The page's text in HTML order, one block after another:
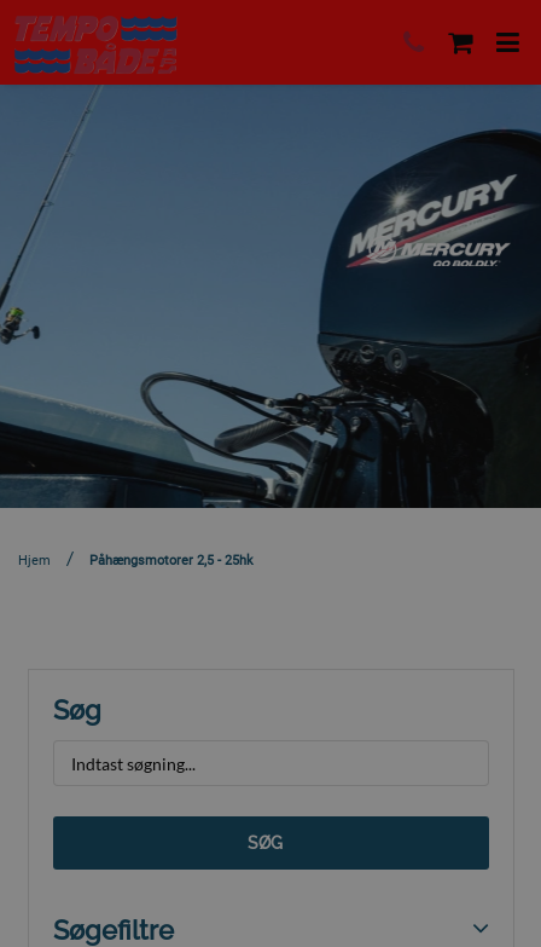
Hjem Påhængsmotorer 2,5 - 25hk
Søg
SØG
Søgefiltre